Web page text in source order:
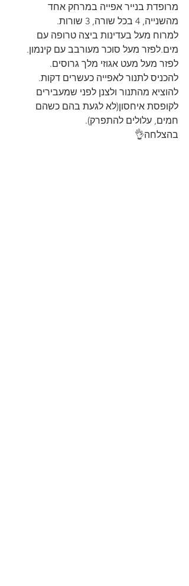
מרופדת בנייר אפייה במרחק אחד
מהשנייה, 4 בכל שורה, 3 שורות.
למרוח מעל בעדינות ביצה טרופה עם
מים.לפזר מעל סוכר מעורבב עם קינמון.
לפזר מעל מעט אגוזי מלך גרוסים.
להכניס לתנור לאפייה כעשרים דקות.
להוציא מהתנור ולצנן לפני שמעבירים
לקופסת איחסון(לא לגעת בהם כשהם
חמים, עלולים להתפרק).
בהצלחה👌